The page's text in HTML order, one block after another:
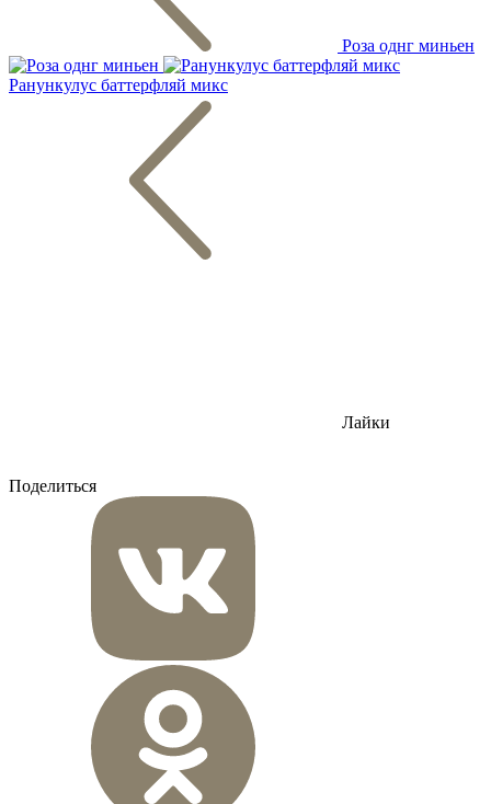
Роза однг миньен
Ранункулус баттерфляй микс
Лайки
Поделиться